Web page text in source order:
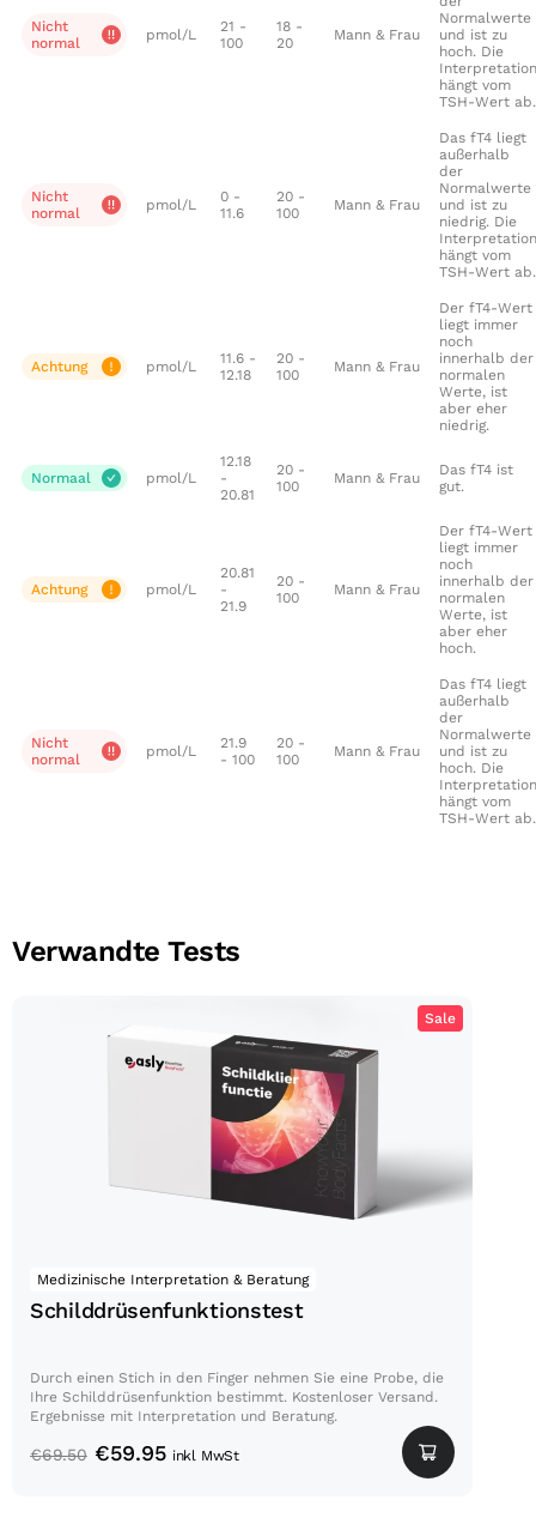
Nicht
normal
pmol/L
21 -
100
18 -
20
Mann & Frau
Normalwerte
und ist zu
hoch. Die
Interpretation
hängt vom
TSH-Wert ab.
Nicht
normal
pmol/L
0 -
11.6
20 -
100
Mann & Frau
Das fT4 liegt
außerhalb
der
Normalwerte
und ist zu
niedrig. Die
Interpretation
hängt vom
TSH-Wert ab.
Achtung pmol/L
11.6 -
12.18
20 -
100
Mann & Frau
Der fT4-Wert
liegt immer
noch
innerhalb der
normalen
Werte, ist
aber eher
niedrig.
Normaal pmol/L
12.18
-
20.81
20 -
100
Mann & Frau
Das fT4 ist
gut.
Achtung pmol/L
20.81
-
21.9
20 -
100
Mann & Frau
Der fT4-Wert
liegt immer
noch
innerhalb der
normalen
Werte, ist
aber eher
hoch.
Nicht
normal
pmol/L
21.9
- 100
20 -
100
Mann & Frau
Das fT4 liegt
außerhalb
der
Normalwerte
und ist zu
hoch. Die
Interpretation
hängt vom
TSH-Wert ab.
Verwandte Tests
Schilddrüsenfunktionstest
Sale
Medizinische Interpretation & Beratung
Schilddrüsenfunktionstest
Durch einen Stich in den Finger nehmen Sie eine Probe, die
Ihre Schilddrüsenfunktion bestimmt. Kostenloser Versand.
Ergebnisse mit Interpretation und Beratung.
€69.50 €59.95 inkl MwSt